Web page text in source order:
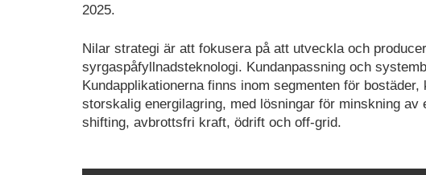
2025.
Nilar strategi är att fokusera på att utveckla och
syrgaspåfyllnadsteknologi. Kundanpassning och
Kundapplikationerna finns inom segmenten för
storskalig energilagring, med lösningar för minskning
shifting, avbrottsfri kraft, ödrift och off-grid.